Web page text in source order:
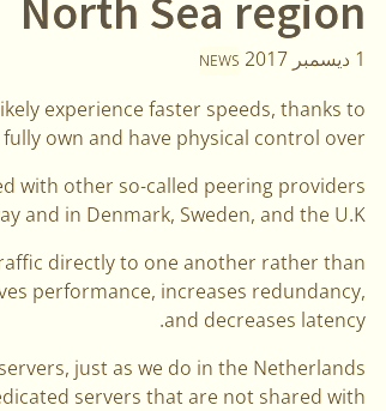
North Sea region
1 ديسمبر 2017 NEWS
experience faster speeds, thanks to
own and have physical control over.
with other so-called peering providers
and in Denmark, Sweden, and the U.K.
directly to one another rather than
performance, increases redundancy,
and decreases latency.
just as we do in the Netherlands
servers that are not shared with